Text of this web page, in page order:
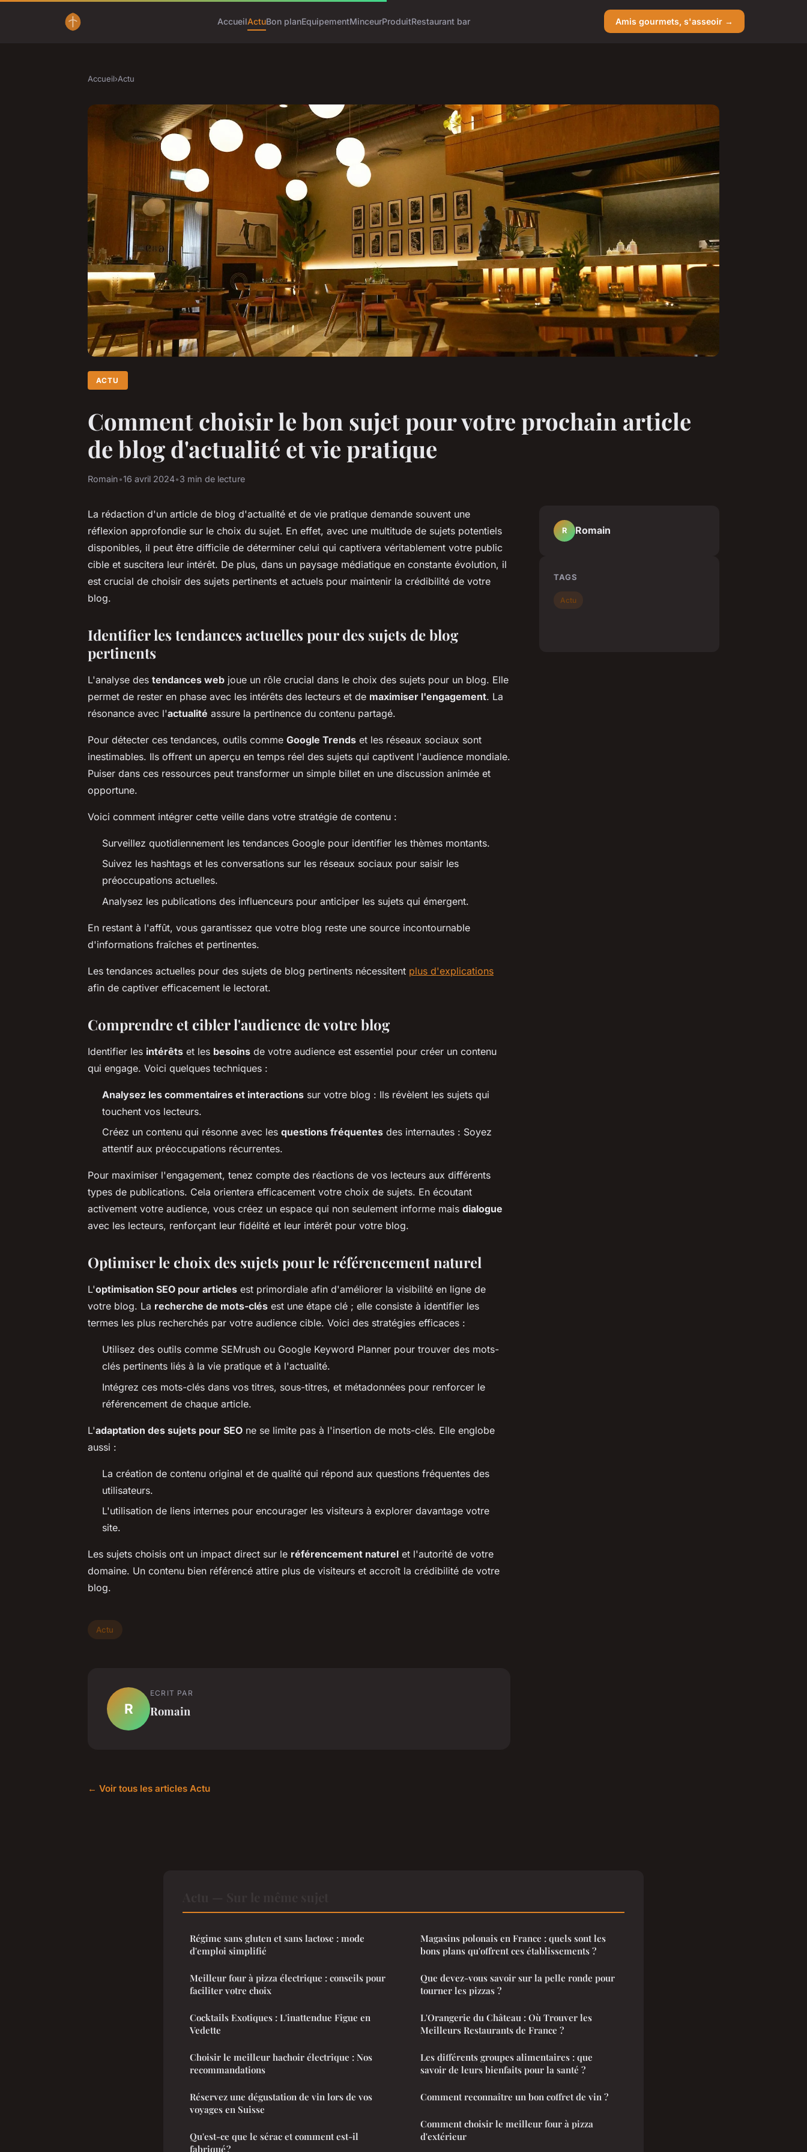
AccueilActuBon planEquipementMinceurProduitRestaurant bar Amis gourmets, s'asseoir →
Accueil›Actu
ACTU
Comment choisir le bon sujet pour votre prochain article
de blog d'actualité et vie pratique
Romain•16 avril 2024•3 min de lecture
La rédaction d'un article de blog d'actualité et de vie pratique demande souvent une
réflexion approfondie sur le choix du sujet. En effet, avec une multitude de sujets potentiels
disponibles, il peut être difficile de déterminer celui qui captivera véritablement votre public
cible et suscitera leur intérêt. De plus, dans un paysage médiatique en constante évolution, il
est crucial de choisir des sujets pertinents et actuels pour maintenir la crédibilité de votre
blog.
Identifier les tendances actuelles pour des sujets de blog
pertinents
L'analyse des tendances web joue un rôle crucial dans le choix des sujets pour un blog. Elle
permet de rester en phase avec les intérêts des lecteurs et de maximiser l'engagement. La
résonance avec l'actualité assure la pertinence du contenu partagé.
Pour détecter ces tendances, outils comme Google Trends et les réseaux sociaux sont
inestimables. Ils offrent un aperçu en temps réel des sujets qui captivent l'audience mondiale.
Puiser dans ces ressources peut transformer un simple billet en une discussion animée et
opportune.
Voici comment intégrer cette veille dans votre stratégie de contenu :
Surveillez quotidiennement les tendances Google pour identifier les thèmes montants.
Suivez les hashtags et les conversations sur les réseaux sociaux pour saisir les
préoccupations actuelles.
Analysez les publications des influenceurs pour anticiper les sujets qui émergent.
En restant à l'affût, vous garantissez que votre blog reste une source incontournable
d'informations fraîches et pertinentes.
Les tendances actuelles pour des sujets de blog pertinents nécessitent plus d'explications
afin de captiver efficacement le lectorat.
Comprendre et cibler l'audience de votre blog
Identifier les intérêts et les besoins de votre audience est essentiel pour créer un contenu
qui engage. Voici quelques techniques :
Analysez les commentaires et interactions sur votre blog : Ils révèlent les sujets qui
touchent vos lecteurs.
Créez un contenu qui résonne avec les questions fréquentes des internautes : Soyez
attentif aux préoccupations récurrentes.
Pour maximiser l'engagement, tenez compte des réactions de vos lecteurs aux différents
types de publications. Cela orientera efficacement votre choix de sujets. En écoutant
activement votre audience, vous créez un espace qui non seulement informe mais dialogue
avec les lecteurs, renforçant leur fidélité et leur intérêt pour votre blog.
Optimiser le choix des sujets pour le référencement naturel
L'optimisation SEO pour articles est primordiale afin d'améliorer la visibilité en ligne de
votre blog. La recherche de mots-clés est une étape clé ; elle consiste à identifier les
termes les plus recherchés par votre audience cible. Voici des stratégies efficaces :
Utilisez des outils comme SEMrush ou Google Keyword Planner pour trouver des mots-
clés pertinents liés à la vie pratique et à l'actualité.
Intégrez ces mots-clés dans vos titres, sous-titres, et métadonnées pour renforcer le
référencement de chaque article.
L'adaptation des sujets pour SEO ne se limite pas à l'insertion de mots-clés. Elle englobe
aussi :
La création de contenu original et de qualité qui répond aux questions fréquentes des
utilisateurs.
L'utilisation de liens internes pour encourager les visiteurs à explorer davantage votre
site.
Les sujets choisis ont un impact direct sur le référencement naturel et l'autorité de votre
domaine. Un contenu bien référencé attire plus de visiteurs et accroît la crédibilité de votre
blog.
Actu
R
ECRIT PAR
Romain
← Voir tous les articles Actu
R Romain
TAGS
Actu
Régime sans gluten et sans lactose : mode
d'emploi simplifié
Meilleur four à pizza électrique : conseils pour
faciliter votre choix
Cocktails Exotiques : L'inattendue Figue en
Vedette
Choisir le meilleur hachoir électrique : Nos
recommandations
Réservez une dégustation de vin lors de vos
voyages en Suisse
Qu'est-ce que le sérac et comment est-il
fabriqué ?
Magasins polonais en France : quels sont les
bons plans qu'offrent ces établissements ?
Que devez-vous savoir sur la pelle ronde pour
tourner les pizzas ?
L'Orangerie du Château : Où Trouver les
Meilleurs Restaurants de France ?
Les différents groupes alimentaires : que
savoir de leurs bienfaits pour la santé ?
Comment reconnaître un bon coffret de vin ?
Comment choisir le meilleur four à pizza
d'extérieur